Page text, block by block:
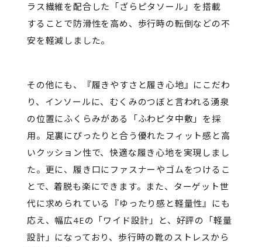
ラス繊維を配合した「ざらピタソール」を搭載
することで防滑性を高め、歩行時の転倒などの不
安を軽減しました。
その他にも、『履きやすさと履き心地』にこだわ
り、インソールに、むくみのつぼと言われる湧泉
の位置にふくらみがある「ふわピタ中敷」を採
用。足裏にぴったりと合う優れたフィット感と高
いクッション性で、快適な履き心地を実現しまし
た。更に、履き口にファスナーやゴムをつけるこ
とで、着脱も楽にできます。また、ターゲット世
代に求められている『ゆったり感と軽量性』にも
応え、幅広4Eの「ワイド設計」と、好評の「軽量
設計」になっており、歩行時の靴のストレスから